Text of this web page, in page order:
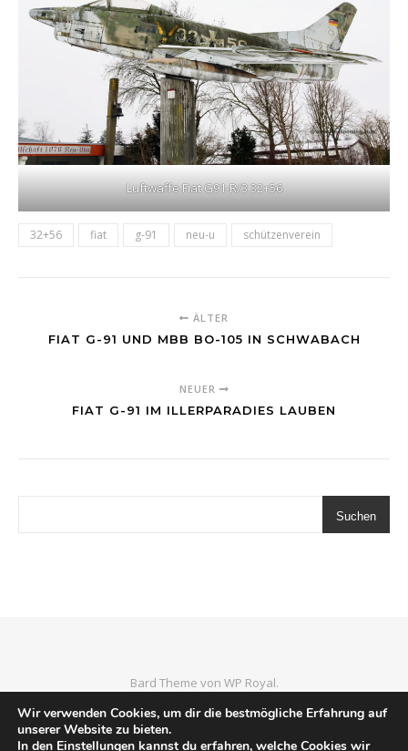
Luftwaffe Fiat G91-R/3 32+56
32+56 fiat g-91 neu-u schützenverein
ÄLTER
FIAT G-91 UND MBB BO-105 IN SCHWABACH
NEUER
FIAT G-91 IM ILLERPARADIES LAUBEN
Suchen
Bard Theme von WP Royal.
Home
Luftfahrtmuseen Wrecks & Relics Imprint
Wir verwenden Cookies, um dir die bestmögliche Erfahrung auf
unserer Website zu bieten.
In den Einstellungen kannst du erfahren, welche Cookies wir